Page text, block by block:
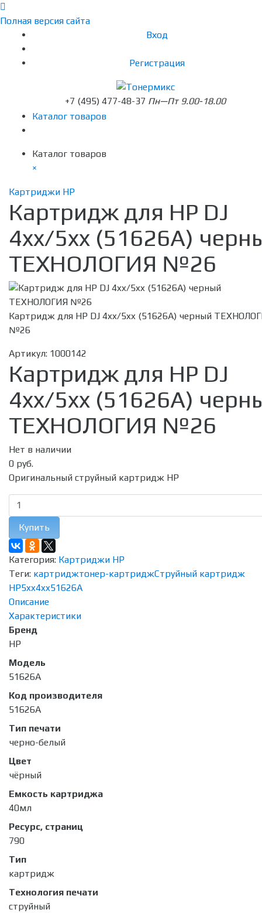
Полная версия сайта
Вход
Регистрация
+7 (495) 477-48-37 Пн—Пт 9.00-18.00
Каталог товаров
Каталог товаров
×
Картриджи HP
Картридж для HP DJ
4xx/5xx (51626A)
ТЕХНОЛОГИЯ №26
Картридж для HP DJ 4xx/5xx (51626A) черный
№26
Артикул: 1000142
Картридж для HP DJ
4xx/5xx (51626A)
ТЕХНОЛОГИЯ №26
Нет в наличии
0 руб.
Оригинальный струйный картридж HP
Купить
Категория: Картриджи HP
Теги: картриджтонер-картриджСтруйный картридж
HP5xx4xx51626A
Описание
Характеристики
Бренд
HP
Модель
51626A
Код производителя
51626A
Тип печати
черно-белый
Цвет
чёрный
Емкость картриджа
40мл
Ресурс, страниц
790
Тип
картридж
Технология печати
струйный